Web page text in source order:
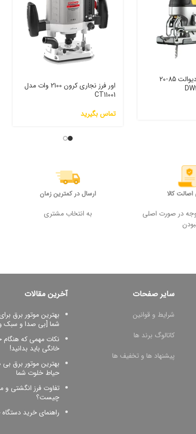
اره عمودبر برقی دیوالت 85-20
اور فرز نجاری کرون 2100 وات مدل
CT11001
تماس بگیرید
اصالت کالا
%200 وجه در صورت اصلی
ارسال در کمترین زمان
به انتخاب مشتری
سایر صفحات
شرایط و قوانین
کاتالوگ برند ها
پیشنهاد ها و تخفیف ها
آخرین مقالات
بهترین موتور برق
شما [بی صدا و سبک
نکات مهمی که هنگام
خانگی باید بدانید!
بهترین موتور برق
حیاط خلوت شما
تفاوت فرز انگشتی و
چیست؟
راهنمای خرید